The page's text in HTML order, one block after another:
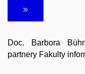
Doc. Barbora
partnery Fakulty